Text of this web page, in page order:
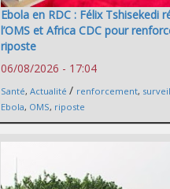
Ebola en RDC : Félix Tshisekedi
l’OMS et Africa CDC pour
riposte
06/08/2026 - 17:04
Santé, Actualité / renforcement,
Ebola, OMS, riposte